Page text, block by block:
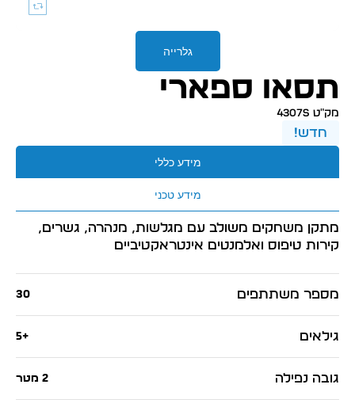
תסאו ספארי
מק״ט 4307S
חדש!
מידע כללי
מידע טכני
מתקן משחקים משולב עם מגלשות, מנהרה, גשרים,
קירות טיפוס ואלמנטים אינטראקטיביים
מספר משתתפים 30
גילאים +5
גובה נפילה 2 מטר
גלרייה